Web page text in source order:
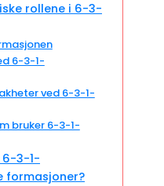
rollene i 6-3-
6-3-1-
ved 6-3-1-
bruker 6-3-1-
6-3-1-
formasjoner?